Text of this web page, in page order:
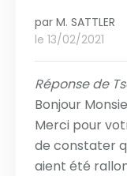
par M. SATTLER
le 13/02/2021
Réponse de
Bonjour
Merci pour
de constater
aient été